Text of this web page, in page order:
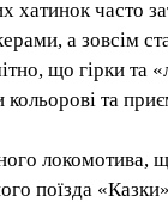
хатинок часто
а зовсім
що гірки та
та
локомотива,
поїзда